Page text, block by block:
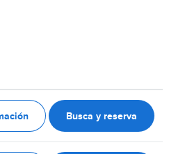
Busca y reserva